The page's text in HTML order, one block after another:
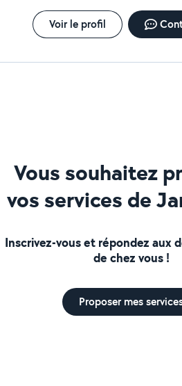
Voir le profil
Vous souhaitez
vos services de
Inscrivez-vous et répondez aux
de chez vous !
Proposer mes